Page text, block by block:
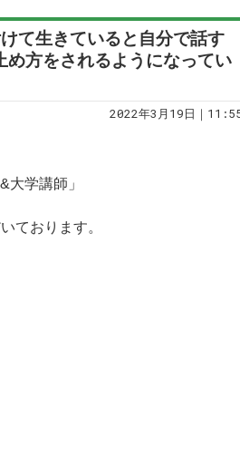
て生きていると自分で話す
方をされるようになってい
2022年3月19日｜
学講師」
ております。